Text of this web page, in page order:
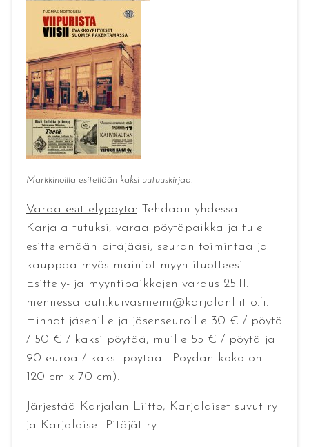
Markkinoilla esitellään kaksi uutuuskirjaa.
Varaa esittelypöytä: Tehdään yhdessä
Karjala tutuksi, varaa pöytäpaikka ja tule
esittelemään pitäjääsi, seuran toimintaa ja
kauppaa myös mainiot myyntituotteesi.
Esittely- ja myyntipaikkojen varaus 25.11.
mennessä outi.kuivasniemi@karjalanliitto.fi.
Hinnat jäsenille ja jäsenseuroille 30 € / pöytä
/ 50 € / kaksi pöytää, muille 55 € / pöytä ja
90 euroa / kaksi pöytää. Pöydän koko on
120 cm x 70 cm).
Järjestää Karjalan Liitto, Karjalaiset suvut ry
ja Karjalaiset Pitäjät ry.